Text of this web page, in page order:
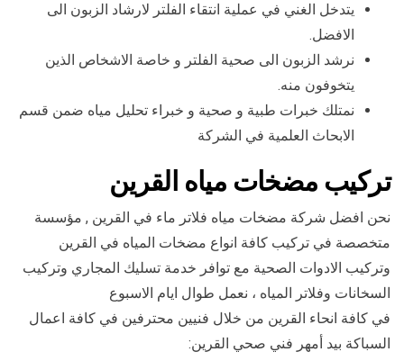
يتدخل الغني في عملية انتقاء الفلتر لارشاد الزبون الى
الافضل.
نرشد الزبون الى صحية الفلتر و خاصة الاشخاص الذين
يتخوفون منه.
نمتلك خبرات طبية و صحية و خبراء تحليل مياه ضمن قسم
الابحاث العلمية في الشركة
تركيب مضخات مياه القرين
نحن افضل شركة مضخات مياه فلاتر ماء في القرين , مؤسسة
متخصصة في تركيب كافة انواع مضخات المياه في القرين
وتركيب الادوات الصحية مع توافر خدمة تسليك المجاري وتركيب
السخانات وفلاتر المياه ، نعمل طوال ايام الاسبوع
في كافة انحاء القرين من خلال فنيين محترفين في كافة اعمال
السباكة بيد أمهر فني صحي القرين: